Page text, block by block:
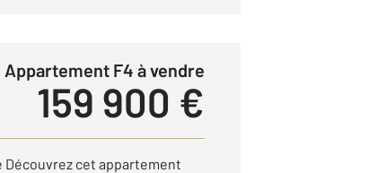
Appartement F4 à vendre
159 900 €
cet appartement